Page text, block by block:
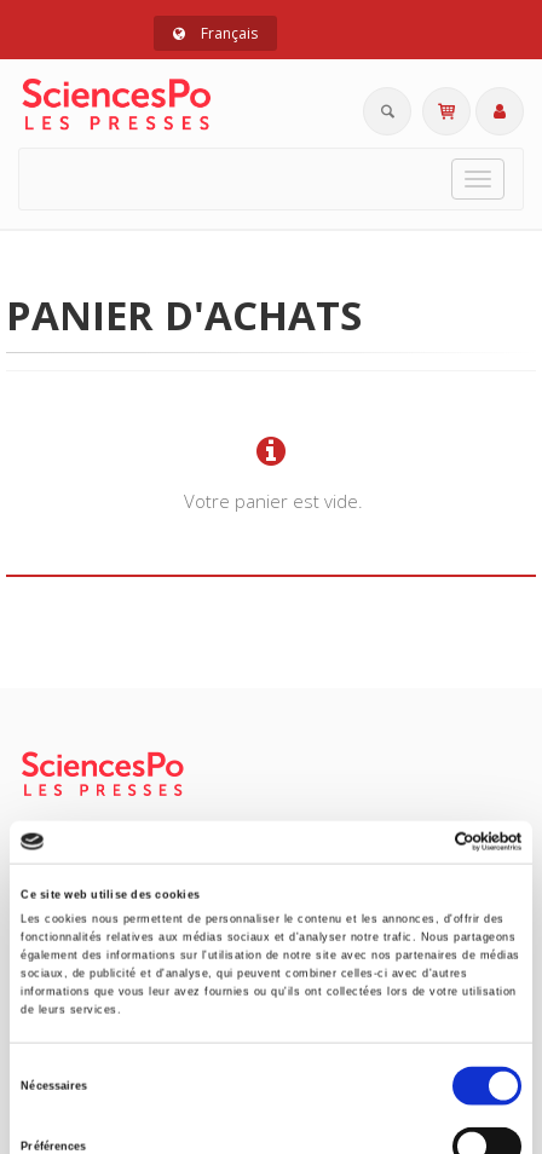
Ce site web utilise des cookies
Les cookies nous permettent de personnaliser le contenu et les annonces, d'offrir des
fonctionnalités relatives aux médias sociaux et d'analyser notre trafic. Nous partageons
également des informations sur l'utilisation de notre site avec nos partenaires de médias
sociaux, de publicité et d'analyse, qui peuvent combiner celles-ci avec d'autres
informations que vous leur avez fournies ou qu'ils ont collectées lors de votre utilisation
de leurs services.
Nécessaires
Préférences
Français
Toggle
PANIER D'ACHATS
Votre panier est vide.
Maison d'édition dédiée aux sciences humaines et sociales, les
Presses de Sciences Po participent depuis leur création en 1976
à la transmission des savoirs et des idées
CONTACTS
FOREIGN RIGHTS
POUR LES LIBRAIRES
CONDITIONS GÉNÉRALES